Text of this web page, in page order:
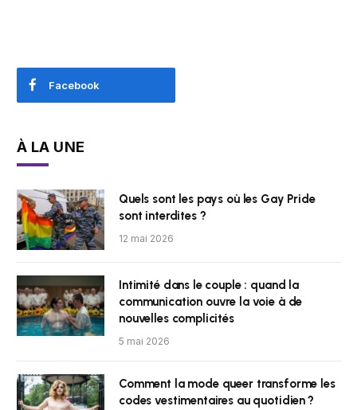
Facebook
À LA UNE
Quels sont les pays où les Gay Pride
sont interdites ?
12 mai 2026
Intimité dans le couple : quand la
communication ouvre la voie à de
nouvelles complicités
5 mai 2026
Comment la mode queer transforme les
codes vestimentaires au quotidien ?